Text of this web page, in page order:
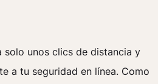
solo unos clics de distancia y
a tu seguridad en línea. Como